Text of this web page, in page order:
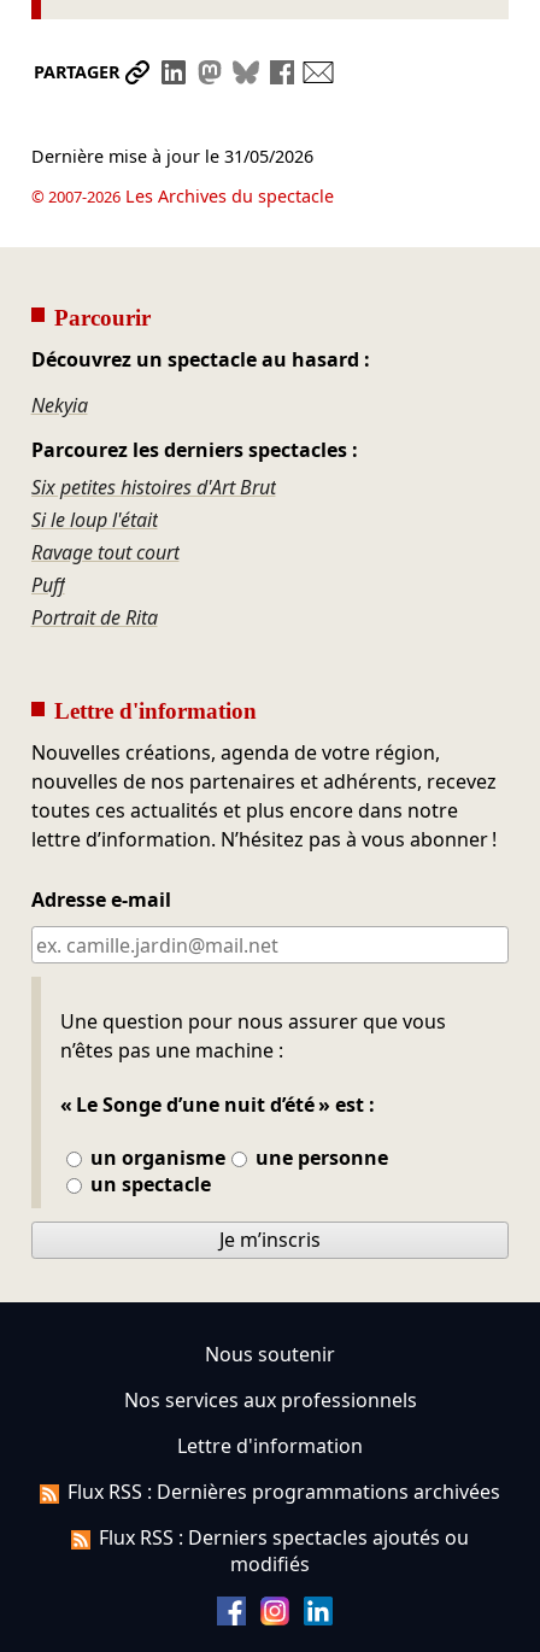
PARTAGER Partager le lien
Partager sur LinkedIn
Partager sur Mastodon
Partager sur Bluesky
Partager sur Facebook
Dernière mise à jour le 31/05/2026
© 2007-2026Les Archives du spectacle
Parcourir
Découvrez un spectacle au hasard :
Nekyia
Parcourez les derniers spectacles :
Six petites histoires d'Art Brut
Si le loup l'était
Ravage tout court
Puff
Portrait de Rita
Lettre d'information
Nouvelles créations, agenda de votre région,
nouvelles de nos partenaires et adhérents, recevez
toutes ces actualités et plus encore dans notre
lettre d’information. N’hésitez pas à vous abonner !
Adresse e-mail
Une question pour nous assurer que vous
n’êtes pas une machine :
« Le Songe d’une nuit d’été » est :
un organisme
une personne
un spectacle
Ne pas remplir
Je m’inscris
Nous soutenir
Nos services aux professionnels
Lettre d'information
Flux RSS : Dernières programmations archivées
Flux RSS : Derniers spectacles ajoutés ou
modifiés